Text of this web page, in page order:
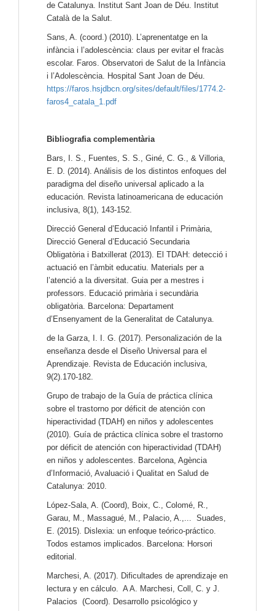
de Catalunya. Institut Sant Joan de Déu. Institut
Català de la Salut.
Sans, A. (coord.) (2010). L’aprenentatge en la
infància i l’adolescència: claus per evitar el fracàs
escolar. Faros. Observatori de Salut de la Infància
i l’Adolescència. Hospital Sant Joan de Déu.
https://faros.hsjdbcn.org/sites/default/files/1774.2-
faros4_catala_1.pdf
Bibliografia complementària
Bars, I. S., Fuentes, S. S., Giné, C. G., & Villoria,
E. D. (2014). Análisis de los distintos enfoques del
paradigma del diseño universal aplicado a la
educación. Revista latinoamericana de educación
inclusiva, 8(1), 143-152.
Direcció General d’Educació Infantil i Primària,
Direcció General d’Educació Secundaria
Obligatòria i Batxillerat (2013). El TDAH: detecció i
actuació en l’àmbit educatiu. Materials per a
l’atenció a la diversitat. Guia per a mestres i
professors. Educació primària i secundària
obligatòria. Barcelona: Departament
d’Ensenyament de la Generalitat de Catalunya.
de la Garza, I. I. G. (2017). Personalización de la
enseñanza desde el Diseño Universal para el
Aprendizaje. Revista de Educación inclusiva,
9(2).170-182.
Grupo de trabajo de la Guía de práctica clínica
sobre el trastorno por déficit de atención con
hiperactividad (TDAH) en niños y adolescentes
(2010). Guía de práctica clínica sobre el trastorno
por déficit de atención con hiperactividad (TDAH)
en niños y adolescentes. Barcelona, Agència
d’Informació, Avaluació i Qualitat en Salud de
Catalunya: 2010.
López-Sala, A. (Coord), Boix, C., Colomé, R.,
Garau, M., Massagué, M., Palacio, A.,... Suades,
E. (2015). Dislexia: un enfoque teórico-práctico.
Todos estamos implicados. Barcelona: Horsori
editorial.
Marchesi, A. (2017). Dificultades de aprendizaje en
lectura y en cálculo. A A. Marchesi, Coll, C. y J.
Palacios (Coord). Desarrollo psicológico y